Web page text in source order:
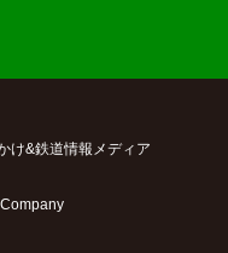
け&鉄道情報メディア